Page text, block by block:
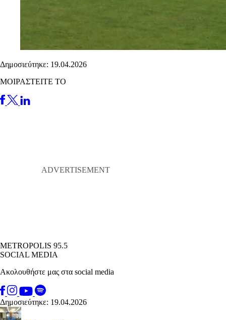
Δημοσιεύτηκε: 19.04.2026
ΜΟΙΡΑΣΤΕΙΤΕ ΤΟ
METROPOLIS 95.5
SOCIAL MEDIA
Ακολουθήστε μας στα social media
Δημοσιεύτηκε: 19.04.2026